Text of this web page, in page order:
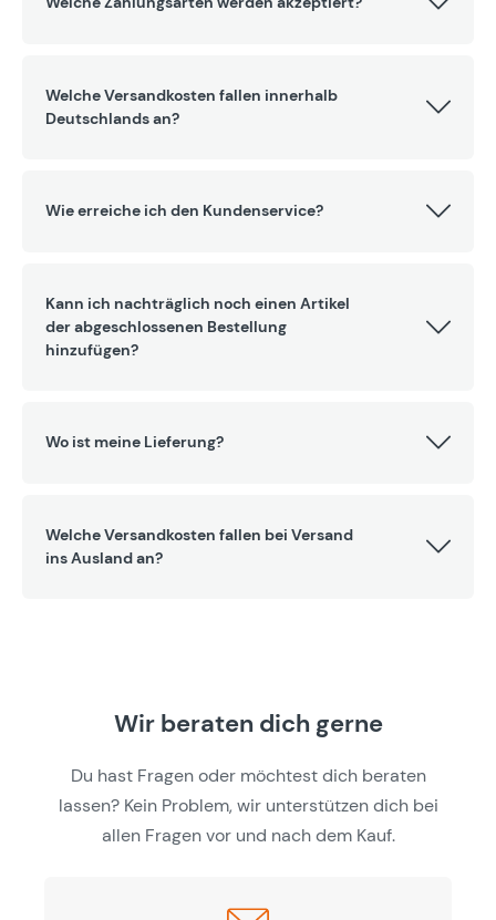
Welche Versandkosten fallen innerhalb
Deutschlands an?
Wie erreiche ich den Kundenservice?
Kann ich nachträglich noch einen Artikel
der abgeschlossenen Bestellung
hinzufügen?
Wo ist meine Lieferung?
Welche Versandkosten fallen bei Versand
ins Ausland an?
Wir beraten dich gerne
Du hast Fragen oder möchtest dich beraten
lassen? Kein Problem, wir unterstützen dich bei
allen Fragen vor und nach dem Kauf.